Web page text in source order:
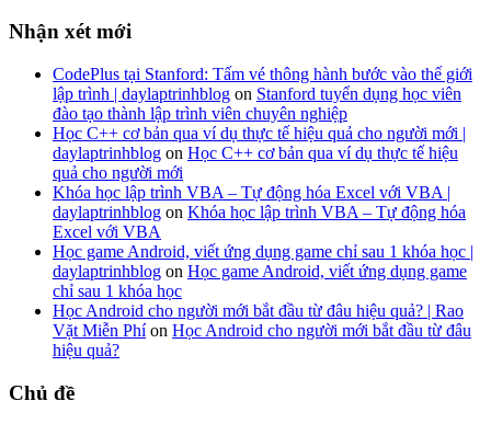
Nhận xét mới
CodePlus tại Stanford: Tấm vé thông hành bước vào thế giới
lập trình | daylaptrinhblog on Stanford tuyển dụng học viên
đào tạo thành lập trình viên chuyên nghiệp
Học C++ cơ bản qua ví dụ thực tế hiệu quả cho người mới |
daylaptrinhblog on Học C++ cơ bản qua ví dụ thực tế hiệu
quả cho người mới
Khóa học lập trình VBA – Tự động hóa Excel với VBA |
daylaptrinhblog on Khóa học lập trình VBA – Tự động hóa
Excel với VBA
Học game Android, viết ứng dụng game chỉ sau 1 khóa học |
daylaptrinhblog on Học game Android, viết ứng dụng game
chỉ sau 1 khóa học
Học Android cho người mới bắt đầu từ đâu hiệu quả? | Rao
Vặt Miễn Phíon Học Android cho người mới bắt đầu từ đâu
hiệu quả?
Chủ đề